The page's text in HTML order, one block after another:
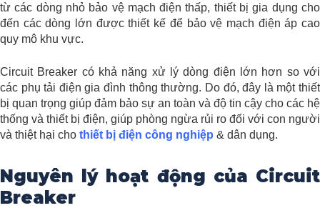
từ các dòng nhỏ bảo vệ mạch điện thấp, thiết bị gia dụng cho
đến các dòng lớn được thiết kế để bảo vệ mạch điện áp cao
quy mô khu vực.
Circuit Breaker có khả năng xử lý dòng điện lớn hơn so với
các phụ tải điện gia đình thông thường. Do đó, đây là một thiết
bị quan trọng giúp đảm bảo sự an toàn và độ tin cậy cho các hệ
thống và thiết bị điện, giúp phòng ngừa rủi ro đối với con người
và thiệt hại cho thiết bị điện công nghiệp & dân dụng.
Nguyên lý hoạt động của Circuit
Breaker